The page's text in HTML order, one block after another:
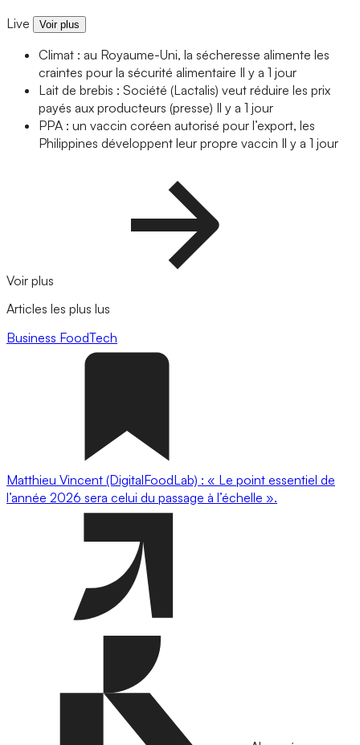
Live Voir plus
Climat : au Royaume-Uni, la sécheresse alimente les
craintes pour la sécurité alimentaire Il y a 1 jour
Lait de brebis : Société (Lactalis) veut réduire les prix
payés aux producteurs (presse) Il y a 1 jour
PPA : un vaccin coréen autorisé pour l’export, les
Philippines développent leur propre vaccin Il y a 1 jour
Voir plus
Articles les plus lus
Business FoodTech
Matthieu Vincent (DigitalFoodLab) : « Le point essentiel de
l’année 2026 sera celui du passage à l’échelle ».